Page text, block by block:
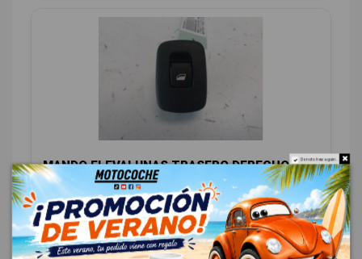
MANDO ELEVALUNAS TRASERO DERECHO
96637535XT
CITROËN C3 COLLECTION
OEM:96637535XT
ID:616963
Do not show again.